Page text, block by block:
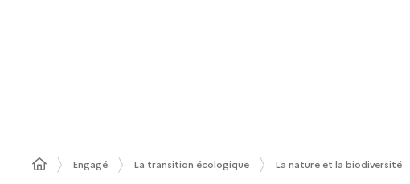
Engagé La transition écologique La nature et la biodiversité